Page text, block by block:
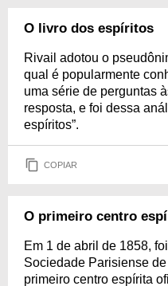
O livro dos espíritos
Rivail adotou o
qual é popularmente
uma série de perguntas
resposta, e foi dessa
espíritos”.
COPIAR
O primeiro centro
Em 1 de abril de 1858,
Sociedade Parisiense
primeiro centro espírita